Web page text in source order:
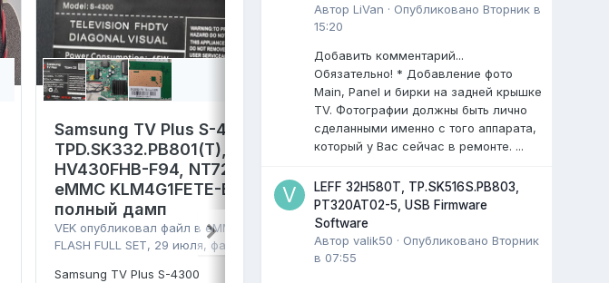
Samsung TV Plus S-4300,
TPD.SK332.PB801(T),
HV430FHB-F94, NT72690,
eMMC KLM4G1FETE-B041,
полный дамп
VEK опубликовал файл в eMMC, NAND
FLASH FULL SET, 29 июля, файл
Samsung TV Plus S-4300
LEFF 50U540S,
TP.SK706S.PC822. Damp
avdalevопубликовал файл вeMMC,
NAND FLASH FULL SET,17 июля
LEFF 50U540S Яндекс ТВ.
Main: TP.SK706S.PC822
АвторLiVan · ОпубликованоВторник в
15:20
Добавить комментарий...
Обязательно! * Добавление фото
Main, Panel и бирки на задней крышке
TV. Фотографии должны быть лично
сделанными именно с того аппарата,
который у Вас сейчас в ремонте. ...
LEFF 32H580T, TP.SK516S.PB803,
PT320AT02-5, USB Firmware
Software
Авторvalik50 · ОпубликованоВторник
в 07:55